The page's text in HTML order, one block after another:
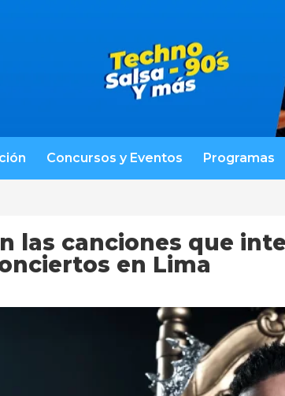
Concursos y Eventos Programas
las canciones que
en Lima